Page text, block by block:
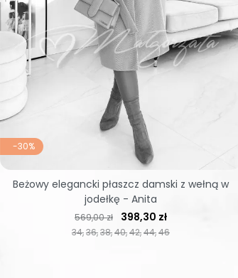
-30%
34 36 38 40 42 44 46
Cena regularna
569,00 zł Cena
398,30 zł
Beżowy elegancki płaszcz damski z wełną w
jodełkę - Anita